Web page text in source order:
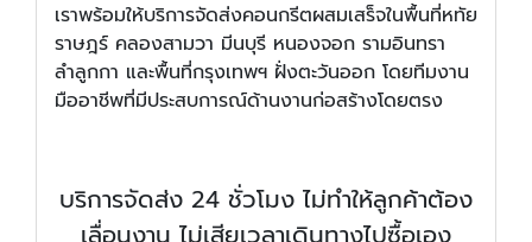
เราพร้อมให้บริการจัดส่งคอนกรีตผสมเสร็จในพื้นที่หทัย
ราษฎร์ คลองสามวา มีนบุรี หนองจอก รามอินทรา
ลำลูกกา และพื้นที่กรุงเทพฯ ฝั่งตะวันออก โดยทีมงาน
มืออาชีพที่มีประสบการณ์ด้านงานก่อสร้างโดยตรง
บริการจัดส่ง 24 ชั่วโมง ไม่ทำให้ลูกค้าต้อง